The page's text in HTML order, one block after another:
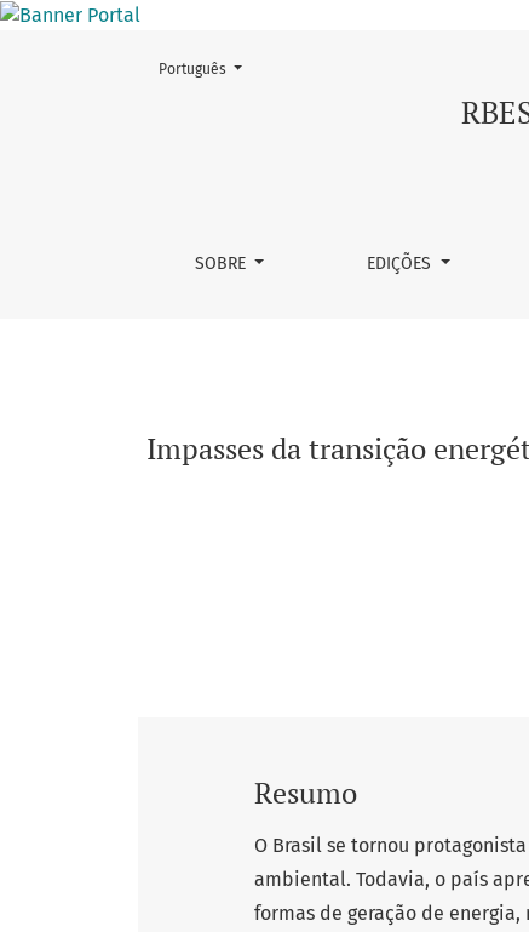
Impasses da transição energética no
SOBRE EDIÇÕES
Mudar o idioma. O atual é:
Português
Impasses da transição
Resumo
O Brasil se tornou
ambiental. Todavia, o país
formas de geração de